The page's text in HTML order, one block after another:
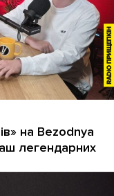
на Bezodnya
легендарних